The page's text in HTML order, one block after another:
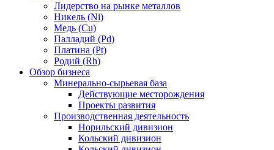
Лидерство на рынке металлов
Никель (Ni)
Медь (Cu)
Палладий (Pd)
Платина (Pt)
Родий (Rh)
Обзор бизнеса
Минерально-сырьевая база
Действующие месторождения
Проекты развития
Производственная деятельность
Норильский дивизион
Кольский дивизион